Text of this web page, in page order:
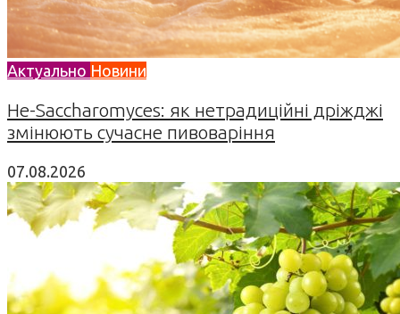
Актуально Новини
Не-Saccharomyces: як нетрадиційні дріжджі
змінюють сучасне пивоваріння
07.08.2026